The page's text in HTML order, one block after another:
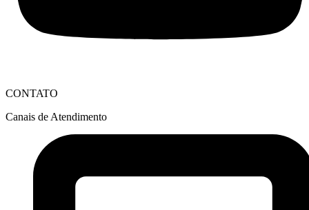
CONTATO
Canais de Atendimento